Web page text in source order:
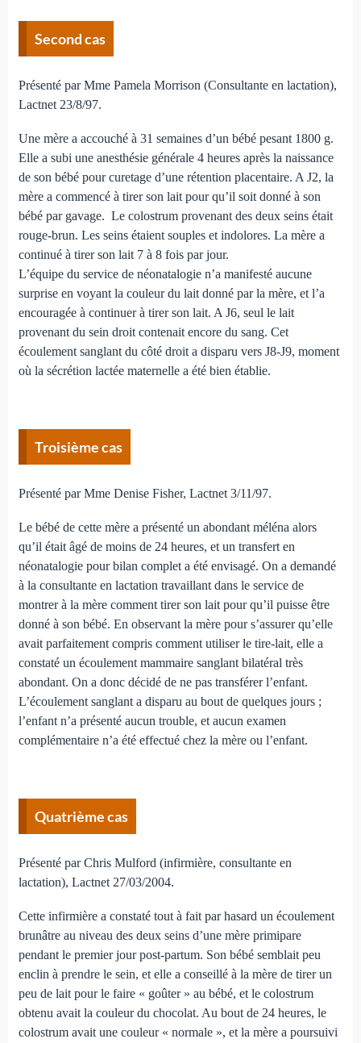
Second cas
Présenté par Mme Pamela Morrison (Consultante en lactation),
Lactnet 23/8/97.
Une mère a accouché à 31 semaines d’un bébé pesant 1800 g.
Elle a subi une anesthésie générale 4 heures après la naissance
de son bébé pour curetage d’une rétention placentaire. A J2, la
mère a commencé à tirer son lait pour qu’il soit donné à son
bébé par gavage. Le colostrum provenant des deux seins était
rouge-brun. Les seins étaient souples et indolores. La mère a
continué à tirer son lait 7 à 8 fois par jour.
L’équipe du service de néonatalogie n’a manifesté aucune
surprise en voyant la couleur du lait donné par la mère, et l’a
encouragée à continuer à tirer son lait. A J6, seul le lait
provenant du sein droit contenait encore du sang. Cet
écoulement sanglant du côté droit a disparu vers J8-J9, moment
où la sécrétion lactée maternelle a été bien établie.
Troisième cas
Présenté par Mme Denise Fisher, Lactnet 3/11/97.
Le bébé de cette mère a présenté un abondant méléna alors
qu’il était âgé de moins de 24 heures, et un transfert en
néonatalogie pour bilan complet a été envisagé. On a demandé
à la consultante en lactation travaillant dans le service de
montrer à la mère comment tirer son lait pour qu’il puisse être
donné à son bébé. En observant la mère pour s’assurer qu’elle
avait parfaitement compris comment utiliser le tire-lait, elle a
constaté un écoulement mammaire sanglant bilatéral très
abondant. On a donc décidé de ne pas transférer l’enfant.
L’écoulement sanglant a disparu au bout de quelques jours ;
l’enfant n’a présenté aucun trouble, et aucun examen
complémentaire n’a été effectué chez la mère ou l’enfant.
Quatrième cas
Présenté par Chris Mulford (infirmière, consultante en
lactation), Lactnet 27/03/2004.
Cette infirmière a constaté tout à fait par hasard un écoulement
brunâtre au niveau des deux seins d’une mère primipare
pendant le premier jour post-partum. Son bébé semblait peu
enclin à prendre le sein, et elle a conseillé à la mère de tirer un
peu de lait pour le faire « goûter » au bébé, et le colostrum
obtenu avait la couleur du chocolat. Au bout de 24 heures, le
colostrum avait une couleur « normale », et la mère a poursuivi